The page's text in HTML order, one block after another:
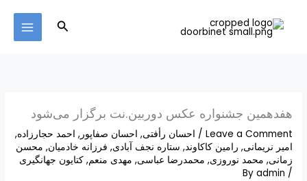
content
Search
هفدهمین جشنواره عکس دوربین.نت برگزار می‌شود
Leave a Comment
/ احسان رأفتی, احسان صفاپور, احمد حجارزاده,
امیر نریمانی, رامین کاکاوند, ستاره نجف آبادی, فرزانه خادمیان, محسن
زمانی, محمد نوروزی, محمدرضا عباسی, مهدی منعم,کتایون جهانگیری
/ By
admin